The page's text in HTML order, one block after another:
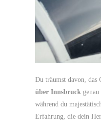
Du träumst davon, das
über Innsbruck
während du
Erfahrung, die dein